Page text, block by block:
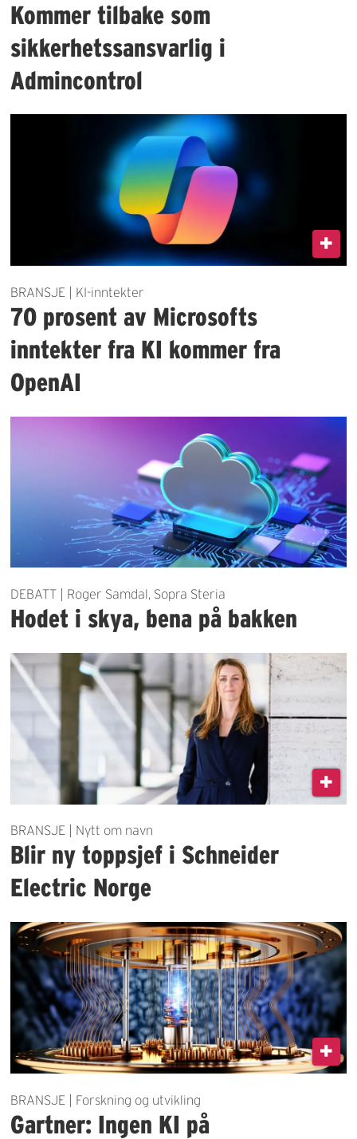
Kommer tilbake som
sikkerhetssansvarlig i
Admincontrol
BRANSJE | KI-inntekter
70 prosent av Microsofts
inntekter fra KI kommer fra
OpenAI
DEBATT | Roger Samdal, Sopra Steria
Hodet i skya, bena på bakken
BRANSJE | Nytt om navn
Blir ny toppsjef i Schneider
Electric Norge
BRANSJE | Forskning og utvikling
Gartner: Ingen KI på